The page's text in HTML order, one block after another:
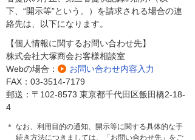
下、“開示等”という。）を請求される場合の連
絡先は、以下になります。
【個人情報に関するお問い合わせ先】
株式会社大塚商会お客様相談室
Webの場合：
お問い合わせ内容入力
FAX：03-3514-7179
郵送：〒102-8573 東京都千代田区飯田橋2-18-
4
＊ なお、利用目的の通知、開示等に関する具体的な手
続き方法につきましては、「お問い合わせ先」をご